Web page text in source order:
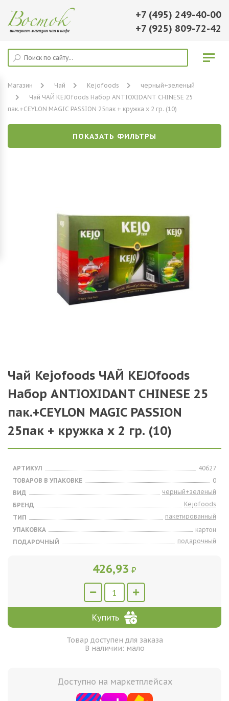
+7 (495) 249-40-00
+7 (925) 809-72-42
Магазин Чай Kejofoods
черный+зеленый
Чай ЧАЙ KEJOfoods Набор ANTIOXIDANT CHINESE 25
пак.+CEYLON MAGIC PASSION 25пак + кружка х 2 гр. (10)
ПОКАЗАТЬ ФИЛЬТРЫ
Чай Kejofoods ЧАЙ KEJOfoods
Набор ANTIOXIDANT CHINESE 25
пак.+CEYLON MAGIC PASSION
25пак + кружка х 2 гр. (10)
АРТИКУЛ
40627
ТОВАРОВ В УПАКОВКЕ
0
ВИД
черный+зеленый
БРЕНД
Kejofoods
ТИП
пакетированный
УПАКОВКА
картон
ПОДАРОЧНЫЙ
подарочный
426,93 ₽
Купить
Товар доступен для заказа
В наличии: мало
Доступно на маркетплейсах